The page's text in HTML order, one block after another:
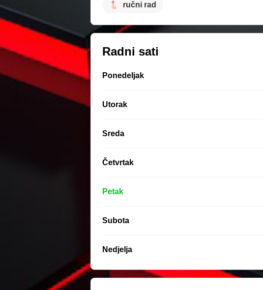
ručni rad
Radni sati
Ponedeljak
Utorak
Sreda
Četvrtak
Petak
Subota
Nedjelja